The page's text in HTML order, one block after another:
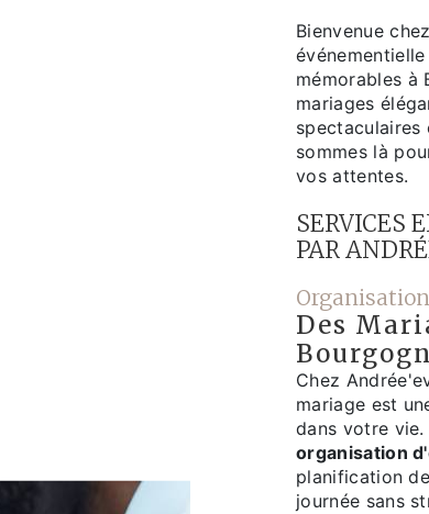
Bienvenue
mémorables à
mariages
spectaculaires
sommes là
vos attentes.
SERVICES
PAR
Des
Chez
mariage est
dans votre
organisation
planification
journée sans